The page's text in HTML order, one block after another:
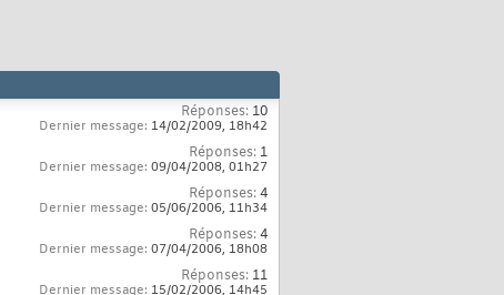
Réponses: 10
Dernier message: 14/02/2009, 18h42
Réponses: 1
Dernier message: 09/04/2008, 01h27
Réponses:4
Dernier message: 05/06/2006, 11h34
Réponses:4
Dernier message: 07/04/2006, 18h08
Réponses: 11
Dernier message: 15/02/2006, 14h45